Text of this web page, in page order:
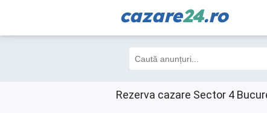
cazare24.ro
Rezerva cazare Sector 4
Filtre 3 Toate
2